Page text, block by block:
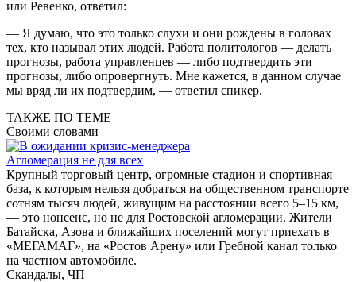
или Ревенко, ответил:
— Я думаю, что это только слухи и они рождены в головах
тех, кто называл этих людей. Работа политологов — делать
прогнозы, работа управленцев — либо подтвердить эти
прогнозы, либо опровергнуть. Мне кажется, в данном случае
мы вряд ли их подтвердим, — ответил спикер.
ТАКЖЕ ПО ТЕМЕ
Своими словами
Агломерация не для всех
Крупный торговый центр, огромные стадион и спортивная
база, к которым нельзя добраться на общественном транспорте
сотням тысяч людей, живущим на расстоянии всего 5–15 км,
— это нонсенс, но не для Ростовской агломерации. Жители
Батайска, Азова и ближайших поселений могут приехать в
«МЕГАМАГ», на «Ростов Арену» или Гребной канал только
на частном автомобиле.
Скандалы, ЧП